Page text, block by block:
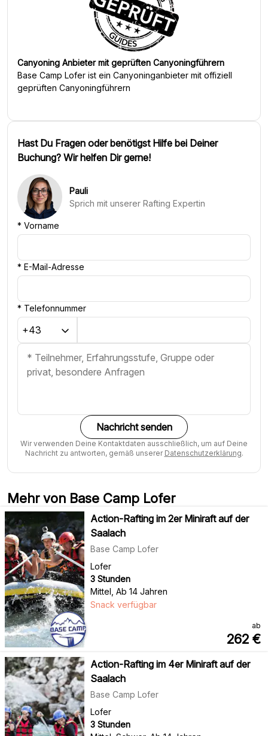
Canyoning Anbieter mit geprüften Canyoningführern
Base Camp Lofer ist ein Canyoninganbieter mit offiziell
geprüften Canyoningführern
Hast Du Fragen oder benötigst Hilfe bei Deiner
Buchung? Wir helfen Dir gerne!
Pauli
Sprich mit unserer Rafting Expertin
* Vorname
* E-Mail-Adresse
* Telefonnummer
Nachricht senden
Wir verwenden Deine Kontaktdaten ausschließlich, um auf Deine
Nachricht zu antworten, gemäß unserer Datenschutzerklärung.
Mehr von Base Camp Lofer
Action-Rafting im 2er Miniraft auf der
Saalach
Base Camp Lofer
Lofer
3 Stunden
Mittel Ab 14 Jahren
Snack verfügbar
ab
262 €
Action-Rafting im 4er Miniraft auf der
Saalach
Base Camp Lofer
Lofer
3 Stunden